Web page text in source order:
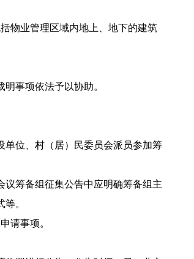
物业管理区域内地上、地下的建筑
事项依法予以协助。
位、村（居）民委员会派员参加筹
筹备组征集公告中应明确筹备组主
。
请事项。